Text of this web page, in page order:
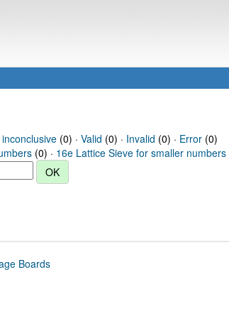
(0) · Valid (0) · Invalid (0) · Error(0)
(0) · 16e Lattice Sieve for smaller numbers
Boards